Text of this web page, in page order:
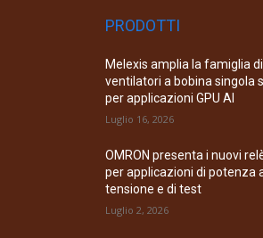
PRODOTTI
Melexis amplia la famiglia
ventilatori a bobina singola
per applicazioni GPU AI
Luglio 16, 2026
OMRON presenta i nuovi
per applicazioni di potenza
tensione e di test
Luglio 2, 2026